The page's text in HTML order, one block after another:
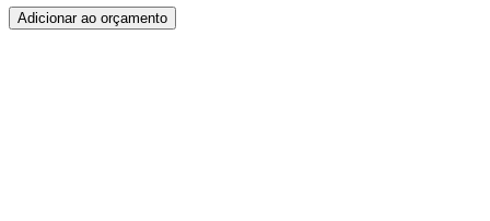
Adicionar ao orçamento